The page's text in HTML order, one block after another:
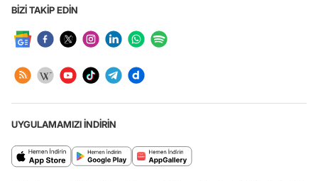
BİZİ TAKİP EDİN
UYGULAMAMIZI İNDİRİN